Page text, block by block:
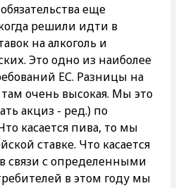
еще
решили идти в
на алкоголь и
Это одно из наиболее
ЕС. Разницы на
очень высокая. Мы это
акциз - ред.) по
касается пива, то мы
ставке. Что касается
связи с определенными
в этом году мы